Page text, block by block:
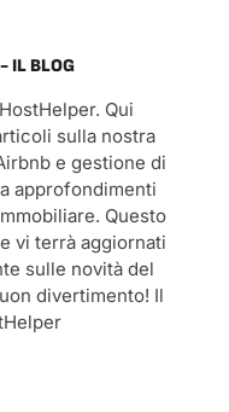
IL BLOG
Qui
sulla nostra
e gestione di
approfondimenti
Questo
vi terrà aggiornati
sulle novità del
divertimento! Il